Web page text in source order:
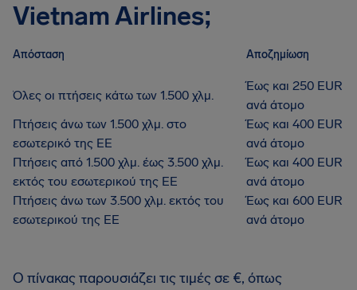
Vietnam Airlines;
Απόσταση Αποζημίωση
Όλες οι πτήσεις κάτω των 1.500 χλμ.
Έως και 250 EUR
ανά άτομο
Πτήσεις άνω των 1.500 χλμ. στο
εσωτερικό της ΕΕ
Έως και 400 EUR
ανά άτομο
Πτήσεις από 1.500 χλμ. έως 3.500 χλμ.
εκτός του εσωτερικού της ΕΕ
Έως και 400 EUR
ανά άτομο
Πτήσεις άνω των 3.500 χλμ. εκτός του
εσωτερικού της ΕΕ
Έως και 600 EUR
ανά άτομο
Ο πίνακας παρουσιάζει τις τιμές σε €, όπως